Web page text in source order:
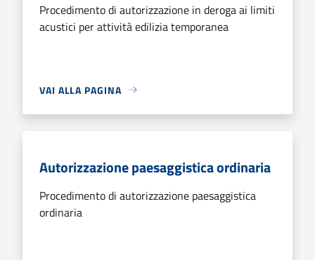
Procedimento di autorizzazione in deroga ai limiti
acustici per attività edilizia temporanea
VAI ALLA PAGINA
Autorizzazione paesaggistica ordinaria
Procedimento di autorizzazione paesaggistica
ordinaria